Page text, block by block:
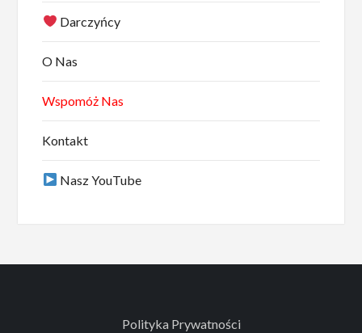
Darczyńcy
O Nas
Wspomóż Nas
Kontakt
Nasz YouTube
Polityka Prywatności